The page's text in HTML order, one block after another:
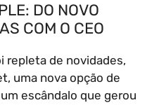
DO NOVO
COM O CEO
repleta de novidades,
uma nova opção de
escândalo que gerou